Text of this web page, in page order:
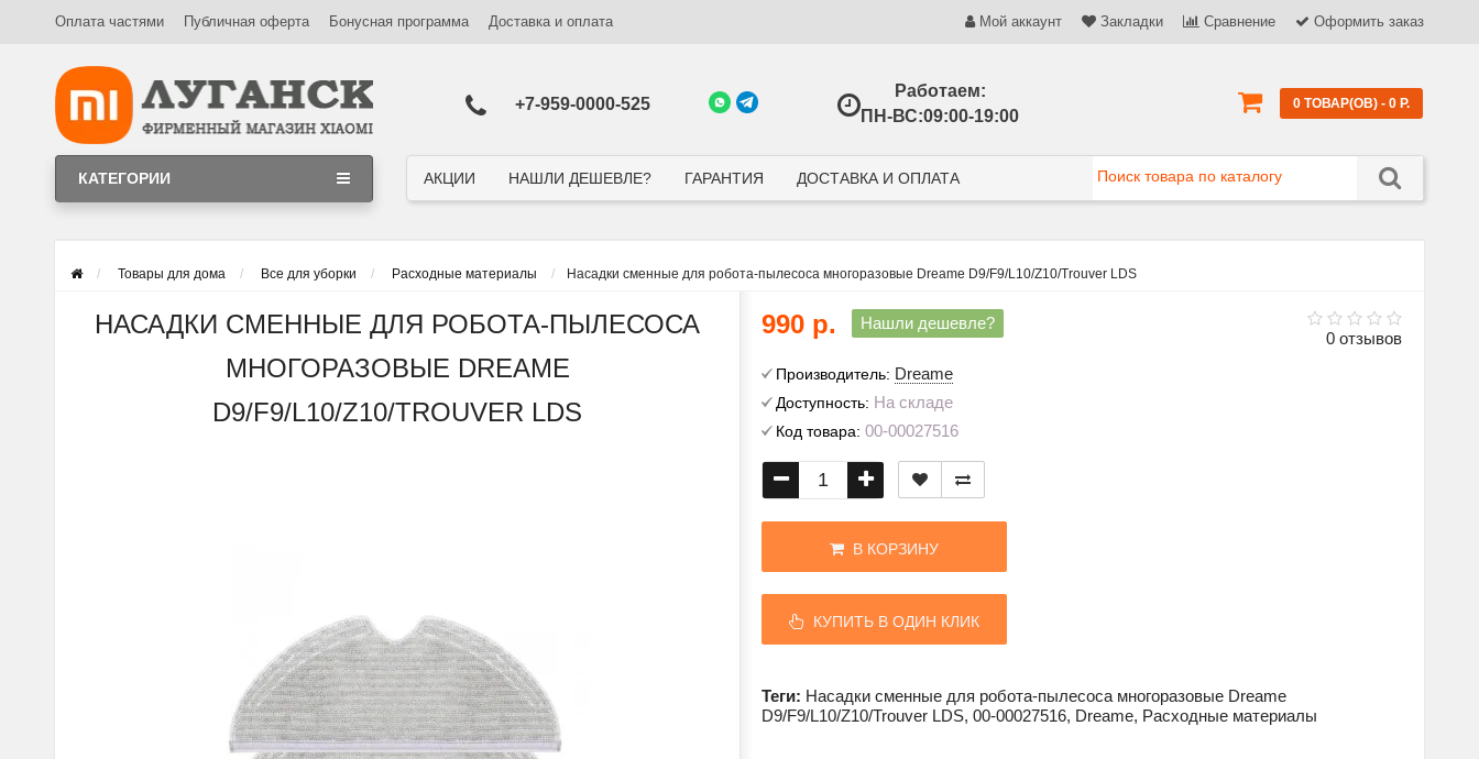
Оплата частями Публичная оферта Бонусная программа Доставка и оплата
Получи промокод за отзыв!
Мой аккаунт Закладки Сравнение Оформить заказ
+7-959-0000-525
Работаем:
ПН-ВС:09:00-19:00
0 ТОВАР(ОВ) - 0 Р.
КАТЕГОРИИ АКЦИИ НАШЛИ ДЕШЕВЛЕ? ГАРАНТИЯ ДОСТАВКА И ОПЛАТА
Товары для дома Все для уборки Расходные материалы Насадки сменные для робота-пылесоса многоразовые Dreame D9/F9/L10/Z10/Trouver LDS
НАСАДКИ СМЕННЫЕ ДЛЯ РОБОТА-ПЫЛЕСОСА
МНОГОРАЗОВЫЕ DREAME
D9/F9/L10/Z10/TROUVER LDS
0 отзывов
990 р. Нашли дешевле?
Производитель: Dreame
Доступность: На складе
Код товара: 00-00027516
В КОРЗИНУ
КУПИТЬ В ОДИН КЛИК
Теги: Насадки сменные для робота-пылесоса многоразовые Dreame
D9/F9/L10/Z10/Trouver LDS, 00-00027516, Dreame, Расходные материалы